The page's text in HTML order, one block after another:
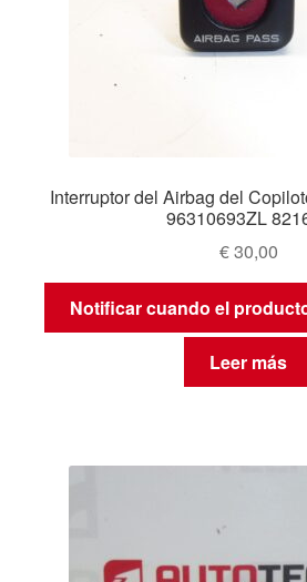
Interruptor del Airbag del
96310693ZL
€30,00
Notificar cuando el
Leer más